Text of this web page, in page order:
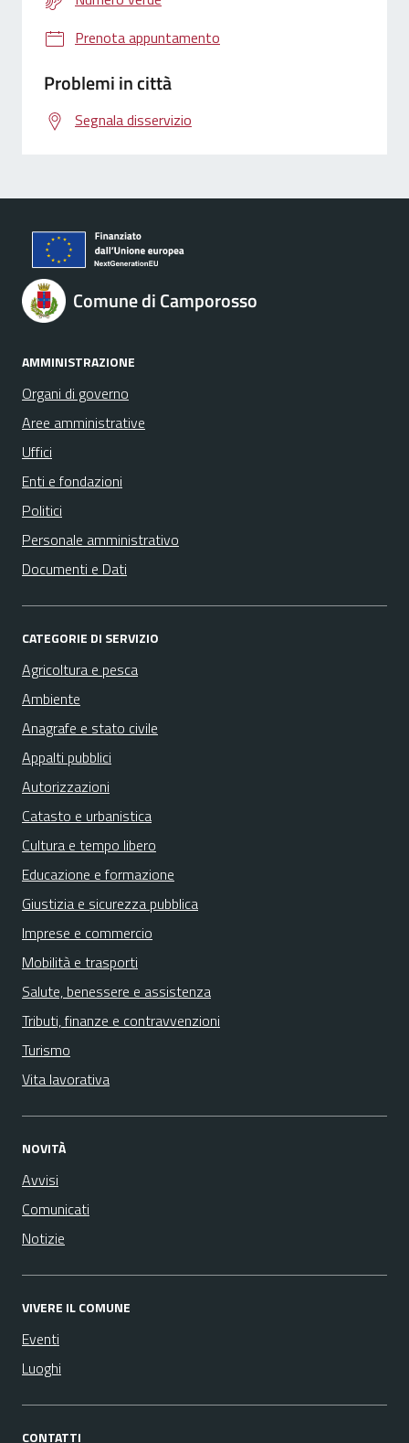
Prenota appuntamento
Problemi in città
Segnala disservizio
Comune di Camporosso
AMMINISTRAZIONE
Organi di governo
Aree amministrative
Uffici
Enti e fondazioni
Politici
Personale amministrativo
Documenti e Dati
CATEGORIE DI SERVIZIO
Agricoltura e pesca
Ambiente
Anagrafe e stato civile
Appalti pubblici
Autorizzazioni
Catasto e urbanistica
Cultura e tempo libero
Educazione e formazione
Giustizia e sicurezza pubblica
Imprese e commercio
Mobilità e trasporti
Salute, benessere e assistenza
Tributi, finanze e contravvenzioni
Turismo
Vita lavorativa
NOVITÀ
Avvisi
Comunicati
Notizie
VIVERE IL COMUNE
Eventi
Luoghi
CONTATTI